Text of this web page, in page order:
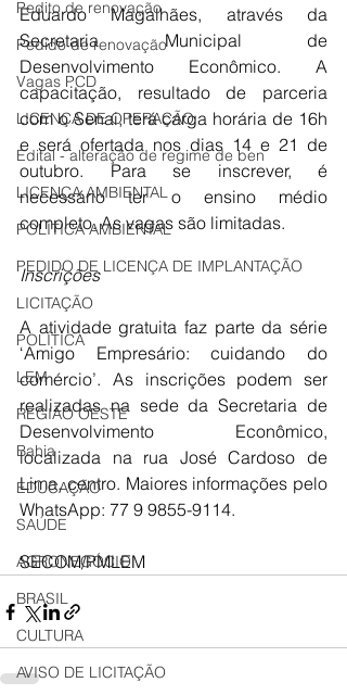
Pedito de renovação
Pedido de renovação
Vagas PCD
LICENÇA DE OPERAÇÃO
Edital - alteração de regime de ben
LICENÇA AMBIENTAL
POLÍTICA AMBIENTAL
PEDIDO DE LICENÇA DE IMPLANTAÇÃO
LICITAÇÃO
POLÍTICA
LEM
REGIÃO OESTE
Bahia
EDUCAÇÃO
SAÚDE
AGRONEGÓCIO
BRASIL
CULTURA
AVISO DE LICITAÇÃO
Eduardo Magalhães, através da
Secretaria Municipal de
Desenvolvimento Econômico. A
capacitação, resultado de parceria
com o Senai, terá carga horária de 16h
e será ofertada nos dias 14 e 21 de
outubro. Para se inscrever, é
necessário ter o ensino médio
completo. As vagas são limitadas.
Inscrições
A atividade gratuita faz parte da série
‘Amigo Empresário: cuidando do
comércio’. As inscrições podem ser
realizadas na sede da Secretaria de
Desenvolvimento Econômico,
localizada na rua José Cardoso de
Lima, centro. Maiores informações pelo
WhatsApp: 77 9 9855-9114.
SECOM/PMLEM